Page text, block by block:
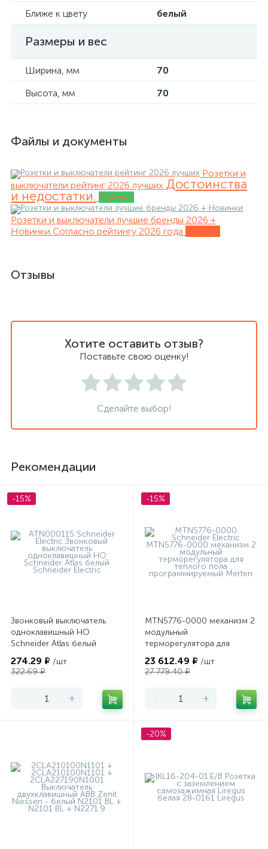
Ближе к цвету белый
Размеры и вес
Ширина, мм
70
Высота, мм
70
Файлы и документы
Розетки и
выключатели рейтинг 2026 лучших Достоинства
и недостатки. Рейтинг
Розетки и выключатели лучшие бренды 2026 +
Новинки Согласно рейтингу 2026 года
Отзывы
Хотите оставить отзыв?
Поставьте свою оценку!
Сделайте выбор!
Рекомендации
-15%
Звонковый выключатель
одноклавишный НО
Schneider Atlas белый
274.29 ₽ /шт
322.69 ₽
- +
-15%
MTN5776-0000 механизм 2
модульный
терморегулятора для
программируемый Merten
23 612.49 ₽ /шт
27 779.40 ₽
- +
-20%